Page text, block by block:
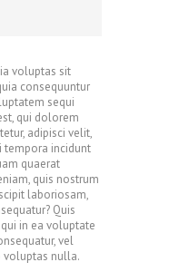
voluptas sit
consequuntur
sequi
qui dolorem
adipisci velit,
tempora incidunt
quaerat
quis nostrum
laboriosam,
Quis
in ea voluptate
vel
nulla.